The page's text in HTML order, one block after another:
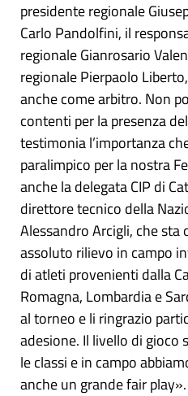
presidente regionale
Carlo Pandolfini, il
regionale Gianrosario
regionale Pierpaolo
anche come arbitro. Non
contenti per la presenza
testimonia l’importanza
paralimpico per la nostra
anche la delegata CIP di
direttore tecnico della
Alessandro Arcigli, che
assoluto rilievo in campo
di atleti provenienti dalla
Romagna, Lombardia e
al torneo e li ringrazio
adesione. Il livello di
le classi e in campo
anche un grande fair play».